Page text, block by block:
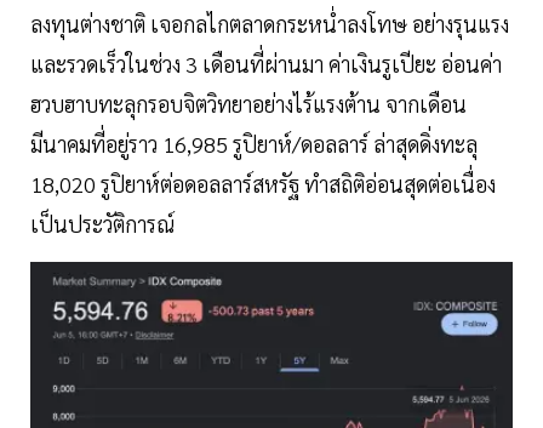
ลงทุนต่างชาติ เจอกลไกตลาดกระหน่ำลงโทษ อย่างรุนแรง
และรวดเร็วในช่วง 3 เดือนที่ผ่านมา ค่าเงินรูเปียะ อ่อนค่า
ฮวบฮาบทะลุกรอบจิตวิทยาอย่างไร้แรงต้าน จากเดือน
มีนาคมที่อยู่ราว 16,985 รูปิยาห์/ดอลลาร์ ล่าสุดดิ่งทะลุ
18,020 รูปิยาห์ต่อดอลลาร์สหรัฐ ทำสถิติอ่อนสุดต่อเนื่อง
เป็นประวัติการณ์